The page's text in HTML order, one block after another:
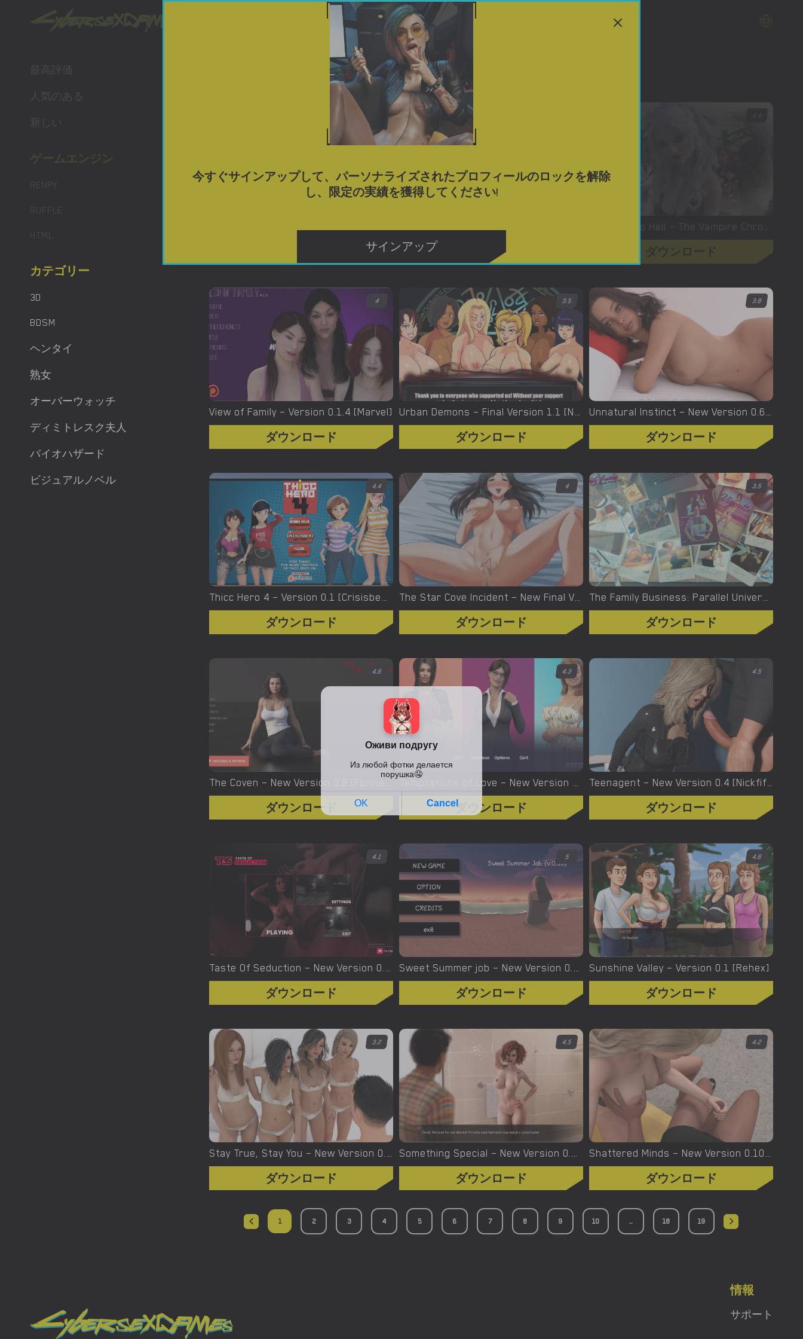
ポルノゲームをダウンロード ブログ
最高評価
人気のある
新しい
HTML
カテゴリー
3D
BDSM
ヘンタイ
熟女
オーバーウォッチ
ディミトレスク夫人
バイオハザード
ビジュアルノベル
最高の MILF} ポルノ ゲームをダウンロード
ダウンロード
4
View of Family – Version 0.1.4 [Marvel]
ダウンロード
3.5
Urban Demons – Final Version 1.1 [Nergal]
ダウンロード
3.8
Unnatural Instinct – New Version 0.6 [Merizmare]
ダウンロード
4.4
Thicc Hero 4 – Version 0.1 [Crisisbeat]
ダウンロード
4
The Star Cove Incident – New Final Version 1.01 (Full Game) [Smiling Dog]
ダウンロード
3.5
The Family Business: Parallel Universe – Fixed Version 1.11 [Nemesia Productions]
ダウンロード
4.6
The Coven – New Version 0.8 [Former Flame]
ダウンロード
4.3
Temptations of Love – New Version 1.7 [Ruby Romance Games]
ダウンロード
4.5
Teenagent – New Version 0.4 [Nickfifa]
ダウンロード
4.1
Taste Of Seduction – New Version 0.3.2 Early Access [Global Games Network]
ダウンロード
5
Sweet Summer job – New Version 0.77 [Snark Multimedia]
ダウンロード
4.6
Sunshine Valley – Version 0.1 [Rehex]
ダウンロード
3.2
Stay True, Stay You – New Version 0.3.0 [Danson]
ダウンロード
4.5
Something Special – New Version 0.1.13 [WonderGames]
ダウンロード
4.2
Shattered Minds – New Version 0.10 [eXtasy Games]
ダウンロード
1 2 3 4 5 6 7 8 9 10 ... 18 19
情報
サポート
今すぐサインアップして、パーソナライズされたプロフィールのロックを解除
し、限定の実績を獲得してください!
サインアップ